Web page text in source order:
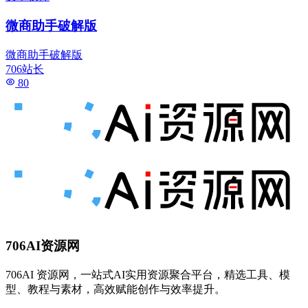
微商助手破解版
微商助手破解版
706站长
80
706AI资源网
706AI 资源网，一站式AI实用资源聚合平台，精选工具、模
型、教程与素材，高效赋能创作与效率提升。